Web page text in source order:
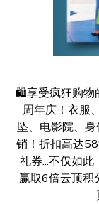
🛍️享受疯狂购物
周年庆！衣服
坠、电影院、
销！折扣高达
礼券...不仅如
赢取6倍云顶积